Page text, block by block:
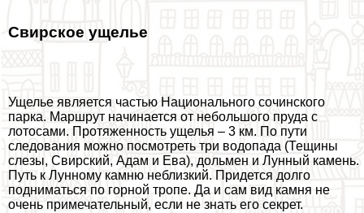
Свирское ущелье
Ущелье является частью Национального сочинского
парка. Маршрут начинается от небольшого пруда с
лотосами. Протяженность ущелья – 3 км. По пути
следования можно посмотреть три водопада (Тещины
слезы, Свирский, Адам и Ева), дольмен и Лунный камень.
Путь к Лунному камню нeблизкий. Придется долго
подниматься по горной тропе. Да и сам вид камня не
очень примечательный, если не знать его секрет.